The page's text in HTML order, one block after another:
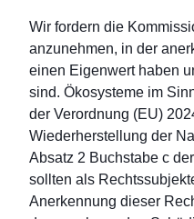
Wir fordern die
anzunehmen, in der
einen Eigenwert haben
sind. Ökosysteme im
der Verordnung (EU)
Wiederherstellung der
Absatz 2 Buchstabe c
sollten als
Anerkennung dieser